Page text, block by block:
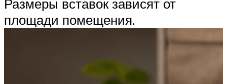
Размеры вставок зависят от
площади помещения.